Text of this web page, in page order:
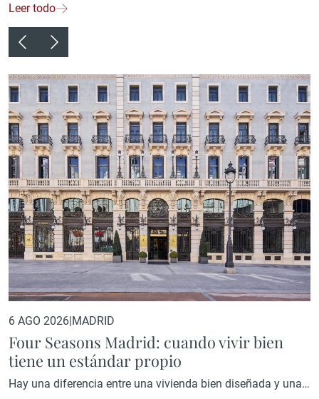
Leer todo
6 AGO 2026|MADRID
Four Seasons Madrid: cuando vivir bien
tiene un estándar propio
Hay una diferencia entre una vivienda bien diseñada y una